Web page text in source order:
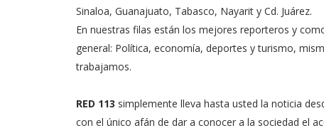
Sinaloa, Guanajuato, Tabasco, Nayarit y Cd. Juárez.
En nuestras filas están los mejores reporteros y
general: Política, economía, deportes y turismo,
trabajamos.
RED 113 simplemente lleva hasta usted la noticia
con el único afán de dar a conocer a la sociedad el